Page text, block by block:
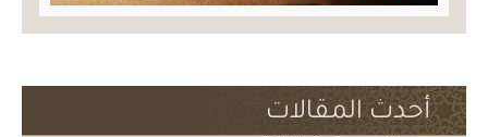
أحدث المقالات